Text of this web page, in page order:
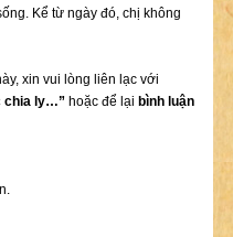
Kể từ ngày đó, chị không
xin vui lòng liên lạc với
chia ly…”hoặc để lại bình luận
.